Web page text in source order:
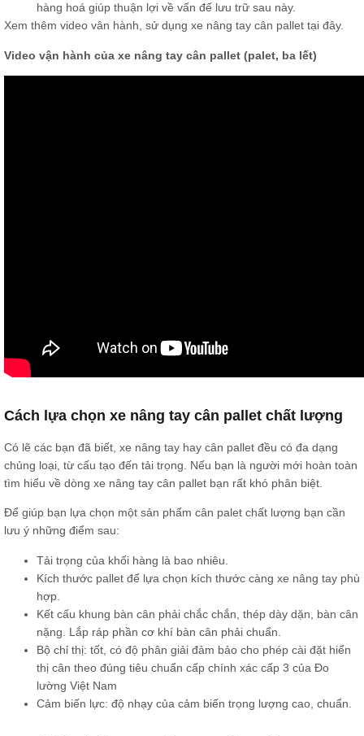
hàng hoá giúp thuận lợi về vấn đế lưu trữ sau này.
Xem thêm video vân hành, sử dụng xe nâng tay cân pallet tại đây.
Video vận hành của xe nâng tay cân pallet (palet, ba lết)
Cách lựa chọn xe nâng tay cân pallet chất lượng
Có lẽ các bạn đã biết, xe nâng tay hay cân pallet đều có đa dạng
chủng loại, từ cấu tạo đến tải trọng. Nếu bạn là người mới hoàn toàn
tìm hiểu về dòng xe nâng tay cân pallet bạn rất khó phân biệt.
Để giúp bạn lựa chọn một sản phẩm cân palet chất lượng bạn cần
lưu ý những điểm sau:
Tải trọng của khối hàng là bao nhiêu.
Kích thước pallet để lựa chọn kích thước càng xe nâng tay phù
hợp.
Kết cấu khung bàn cân phải chắc chắn, thép dày dặn, bàn cân
nặng. Lắp ráp phần cơ khí bàn cân phải chuẩn.
Bộ chỉ thị: tốt, có độ phân giải đảm bảo cho phép cài đặt hiển
thị cân theo đúng tiêu chuẩn cấp chính xác cấp 3 của Đo
lường Việt Nam
Cảm biến lực: độ nhạy của cảm biến trọng lượng cao, chuẩn.